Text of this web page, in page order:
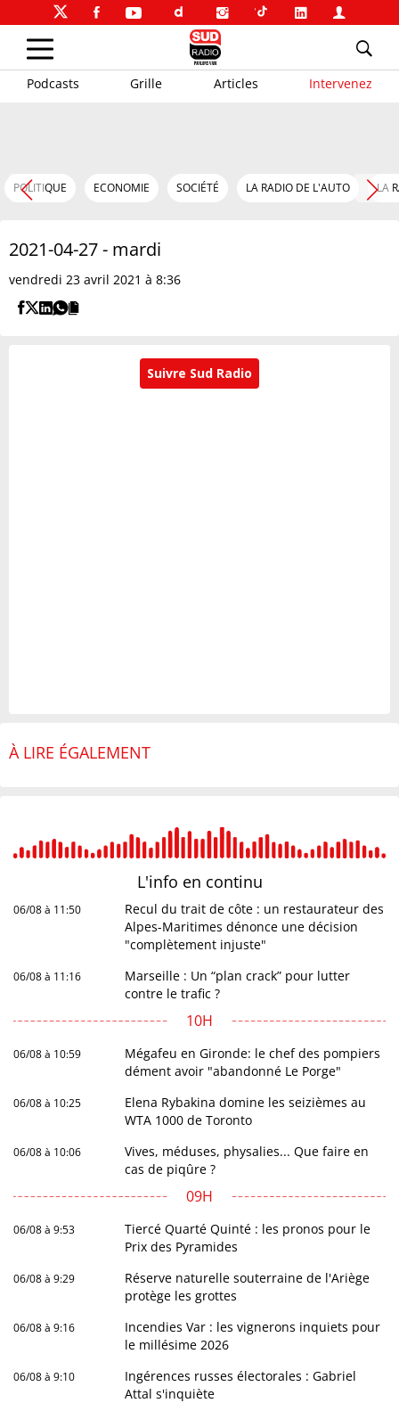
Podcasts Grille Articles Intervenez
POLITIQUE ECONOMIE SOCIÉTÉ LA RADIO DE L'AUTO LA
2021-04-27 - mardi
vendredi 23 avril 2021 à 8:36
Suivre Sud Radio
À LIRE ÉGALEMENT
L'info en continu
06/08 à 11:50
Recul du trait de côte : un restaurateur des
Alpes-Maritimes dénonce une décision
"complètement injuste"
06/08 à 11:16
Marseille : Un “plan crack” pour lutter
contre le trafic ?
10H
06/08 à 10:59
Mégafeu en Gironde: le chef des pompiers
dément avoir "abandonné Le Porge"
06/08 à 10:25
Elena Rybakina domine les seizièmes au
WTA 1000 de Toronto
06/08 à 10:06
Vives, méduses, physalies... Que faire en
cas de piqûre ?
09H
06/08 à 9:53
Tiercé Quarté Quinté : les pronos pour le
Prix des Pyramides
06/08 à 9:29
Réserve naturelle souterraine de l'Ariège
protège les grottes
06/08 à 9:16
Incendies Var : les vignerons inquiets pour
le millésime 2026
06/08 à 9:10
Ingérences russes électorales : Gabriel
Attal s'inquiète